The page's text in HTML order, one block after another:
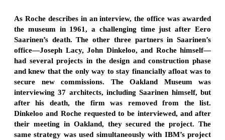
As Roche describes in an interview, the office was awarded
the museum in 1961, a challenging time just after Eero
Saarinen’s death. The other three partners in Saarinen’s
office—Joseph Lacy, John Dinkeloo, and Roche himself—
had several projects in the design and construction phase
and knew that the only way to stay financially afloat was to
secure new commissions. The Oakland Museum was
interviewing 37 architects, including Saarinen himself, but
after his death, the firm was removed from the list.
Dinkeloo and Roche requested to be interviewed, and after
their meeting in Oakland, they secured the project. The
same strategy was used simultaneously with IBM’s project